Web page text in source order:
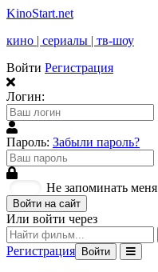
KinoStart.net
кино | сериалы | тв-шоу
Войти Регистрация
Логин:
Пароль: Забыли пароль?
Не запоминать меня
Войти на сайт
Или войти через
Регистрация Войти